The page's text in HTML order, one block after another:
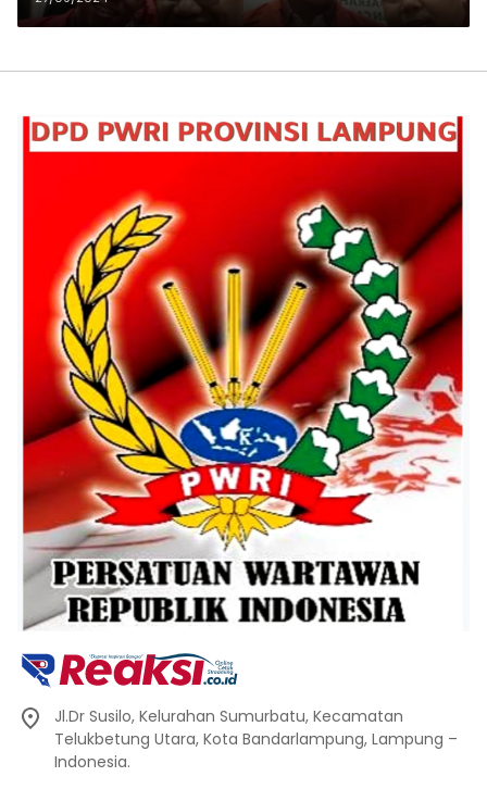
Jl.Dr Susilo, Kelurahan Sumurbatu, Kecamatan
Telukbetung Utara, Kota Bandarlampung, Lampung –
Indonesia.